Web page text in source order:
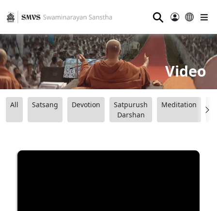
⚲
Video
All Satsang Devotion
Satpurush
Darshan
Meditation